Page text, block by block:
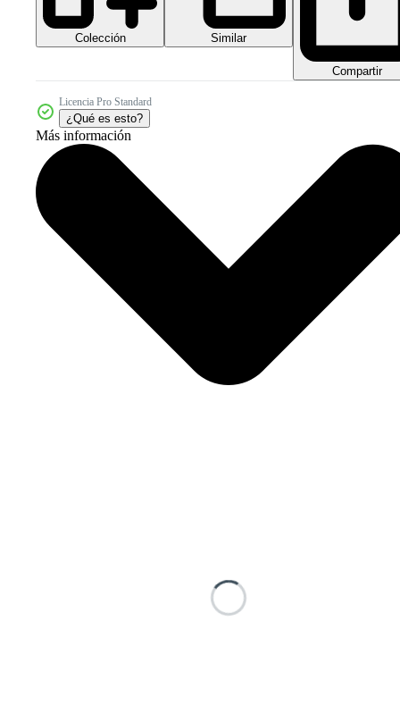
Colección Similar
Compartir
Licencia Pro Standard
¿Qué es esto?
Más información